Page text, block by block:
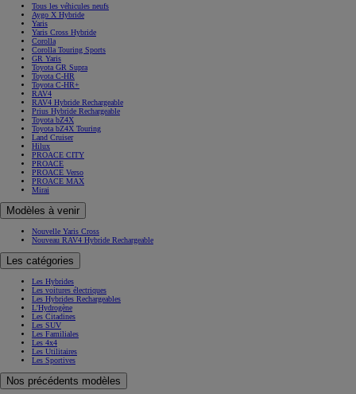
Tous les véhicules neufs
Aygo X Hybride
Yaris
Yaris Cross Hybride
Corolla
Corolla Touring Sports
GR Yaris
Toyota GR Supra
Toyota C-HR
Toyota C-HR+
RAV4
RAV4 Hybride Rechargeable
Prius Hybride Rechargeable
Toyota bZ4X
Toyota bZ4X Touring
Land Cruiser
Hilux
PROACE CITY
PROACE
PROACE Verso
PROACE MAX
Mirai
Modèles à venir
Nouvelle Yaris Cross
Nouveau RAV4 Hybride Rechargeable
Les catégories
Les Hybrides
Les voitures électriques
Les Hybrides Rechargeables
L'Hydrogène
Les Citadines
Les SUV
Les Familiales
Les 4x4
Les Utilitaires
Les Sportives
Nos précédents modèles